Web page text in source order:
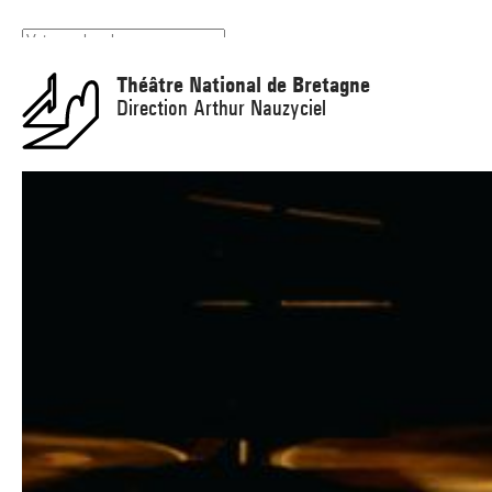
Théâtre National de Bretagne
Direction Arthur Nauzyciel